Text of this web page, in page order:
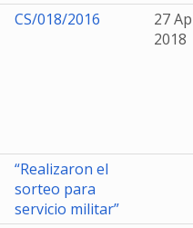
CS/018/2016
27
2018
“Realizaron el
sorteo para
servicio militar”